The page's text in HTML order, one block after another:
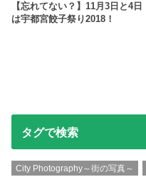
【忘れてない？】11月3日と4日
は宇都宮餃子祭り2018！
タグで検索
City Photography～街の写真～